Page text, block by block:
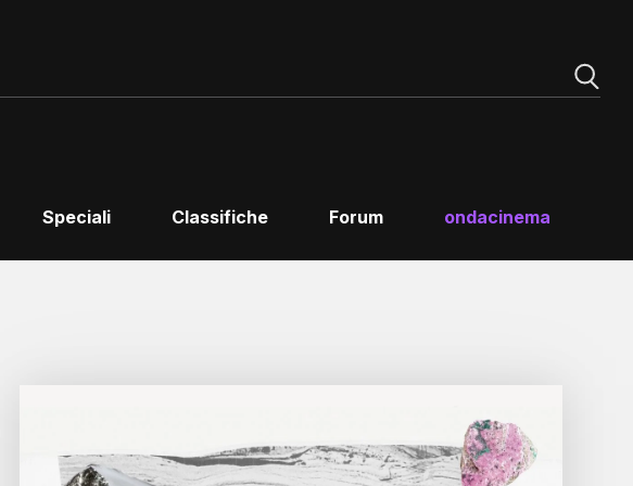
Speciali Classifiche Forum ondacinema